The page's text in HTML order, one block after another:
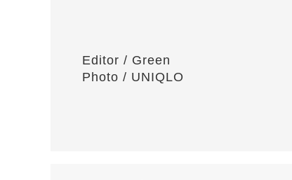
Editor / Green
Photo / UNIQLO